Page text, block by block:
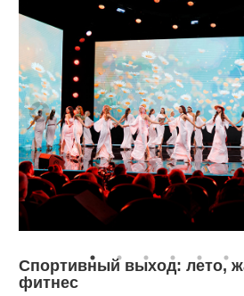
Спортивный выход: лето,
фитнес